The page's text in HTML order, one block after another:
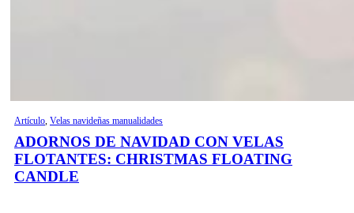
Artículo, Velas navideñas manualidades
ADORNOS DE NAVIDAD CON VELAS
FLOTANTES: CHRISTMAS FLOATING
CANDLE